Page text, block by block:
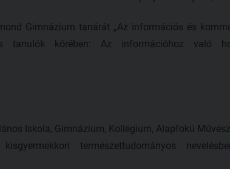
Gimnázium tanárát „Az információs és
tanulók körében: Az információhoz való
Iskola, Gimnázium, Kollégium, Alapfokú
természettudományos